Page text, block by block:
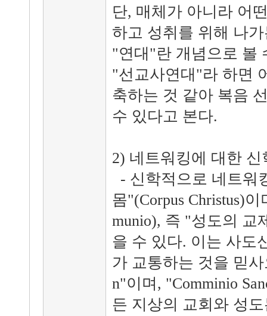
단, 매체가 아니라 어
하고 성취를 위해 나
"연대"란 개념으로 볼
"선교사연대"라 하면
축하는 것 같아 복음
수 있다고 본다.
2) 네트워킹에 대한 신
- 신학적으로 네트워
몸"(Corpus Christus)
munio), 즉 "성도의 교
을 수 있다. 이는 사도
가 교통하는 것을 믿
n"이며, "Comminio
든 지상의 교회와 성